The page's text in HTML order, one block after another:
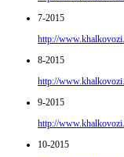
7-2015
http://
8-2015
http://
9-2015
http://
10-2015